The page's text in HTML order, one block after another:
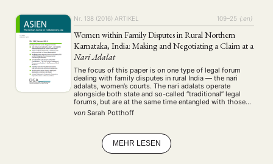
MITGLIEDERBEREICH KONTAKT SPENDEN SIE JETZT!
Nr. 138 (2016) ARTIKEL 109–25 {:en}
Women within Family Disputes in Rural Northern
Karnataka, India: Making and Negotiating a Claim at a
Nari Adalat
The focus of this paper is on one type of legal forum
dealing with family disputes in rural India — the nari
adalats, women’s courts. The nari adalats operate
alongside both state and so-called “traditional” legal
forums, but are at the same time entangled with those
as well. Taking a perspective of legal pluralism, this …
von Sarah Potthoff
MEHR LESEN